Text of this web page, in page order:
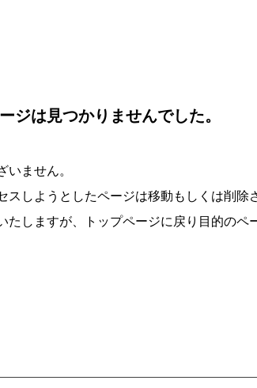
ジは見つかりませんでした。
いません。
スしようとしたページは移動もしくは削除
たしますが、トップページに戻り目的のペ